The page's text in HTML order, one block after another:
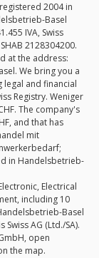
2004 in
Basel
IVA, Swiss
2128304200.
at the address:
We bring you a
and financial
Registry. Weniger
The company's
and that has
mit
in Handelsbetrieb-
Electrical
including 10
Basel
AG (Ltd./SA).
open
the map.